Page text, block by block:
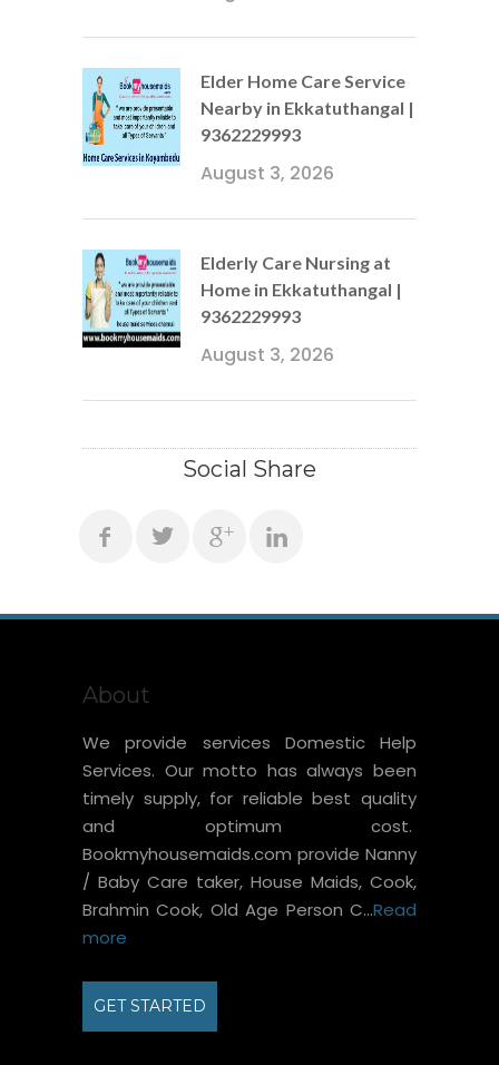
Elder Home Care Service
Nearby in Ekkatuthangal |
9362229993
August 3, 2026
Elderly Care Nursing at
Home in Ekkatuthangal |
9362229993
August 3, 2026
Social Share
About
We provide services Domestic Help
Services. Our motto has always been
timely supply, for reliable best quality
and optimum cost.
Bookmyhousemaids.com provide Nanny
/ Baby Care taker, House Maids, Cook,
Brahmin Cook, Old Age Person C...Read
more
GET STARTED